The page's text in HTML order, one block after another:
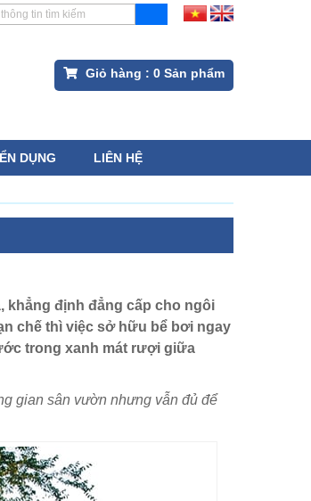
Giỏ hàng : 0 Sản phẩm
DỤNG LIÊN HỆ
khẳng định đẳng cấp cho ngôi
chế thì việc sở hữu bể bơi ngay
trong xanh mát rượi giữa
gian sân vườn nhưng vẫn đủ để